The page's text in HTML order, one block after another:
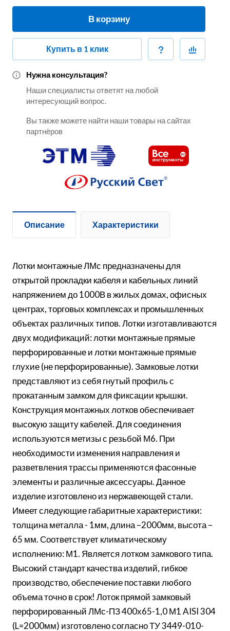
В корзину
Купить в 1 клик
Нужна консультация?
Наши специалисты ответят на любой
интересующий вопрос.
Вы также можете найти наши товары на сайтах
партнёров
Описание Характеристики
Лотки монтажные ЛМс предназначены для
открытой прокладки кабеля и кабельных линий
напряжением до 1000В в жилых домах, офисных
центрах, торговых комплексах и промышленных
объектах различных типов. Лотки изготавливаются
двух модификаций: лотки монтажные прямые
перфорированные и лотки монтажные прямые
глухие (не перфорированные). Замковые лотки
представляют из себя гнутый профиль с
прокатанным замком для фиксации крышки.
Конструкция монтажных лотков обеспечивает
высокую защиту кабелей. Для соединения
используются метизы с резьбой М6. При
необходимости изменения направления и
разветвления трассы применяются фасонные
элементы и различные аксессуары. Данное
изделие изготовлено из нержавеющей стали.
Имеет следующие габаритные характеристики:
толщина металла - 1мм, длина –2000мм, высота –
65 мм. Соответствует климатическому
исполнению: М1. Является лотком замкового типа.
Высокий стандарт качества изделий, гибкое
производство, обеспечение поставки любого
объема точно в срок! Лоток прямой замковый
перфорированный ЛМс-ПЗ 400х65-1,0 М1 AISI 304
(L=2000мм) изготовлено согласно ТУ 3449-010-